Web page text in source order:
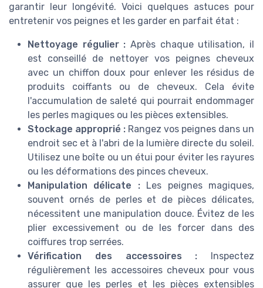
garantir leur longévité. Voici quelques astuces pour
entretenir vos peignes et les garder en parfait état :
Nettoyage régulier : Après chaque utilisation, il
est conseillé de nettoyer vos peignes cheveux
avec un chiffon doux pour enlever les résidus de
produits coiffants ou de cheveux. Cela évite
l'accumulation de saleté qui pourrait endommager
les perles magiques ou les pièces extensibles.
Stockage approprié : Rangez vos peignes dans un
endroit sec et à l'abri de la lumière directe du soleil.
Utilisez une boîte ou un étui pour éviter les rayures
ou les déformations des pinces cheveux.
Manipulation délicate :Les peignes magiques,
souvent ornés de perles et de pièces délicates,
nécessitent une manipulation douce. Évitez de les
plier excessivement ou de les forcer dans des
coiffures trop serrées.
Vérification des accessoires : Inspectez
régulièrement les accessoires cheveux pour vous
assurer que les perles et les pièces extensibles